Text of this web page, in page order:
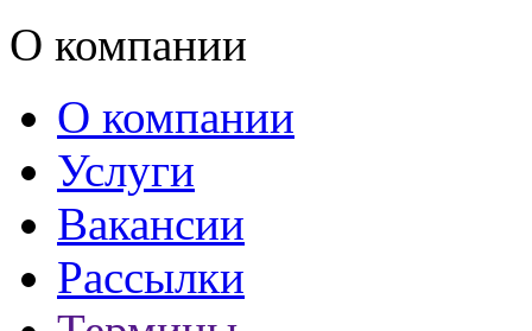
О компании
О компании
Услуги
Вакансии
Рассылки